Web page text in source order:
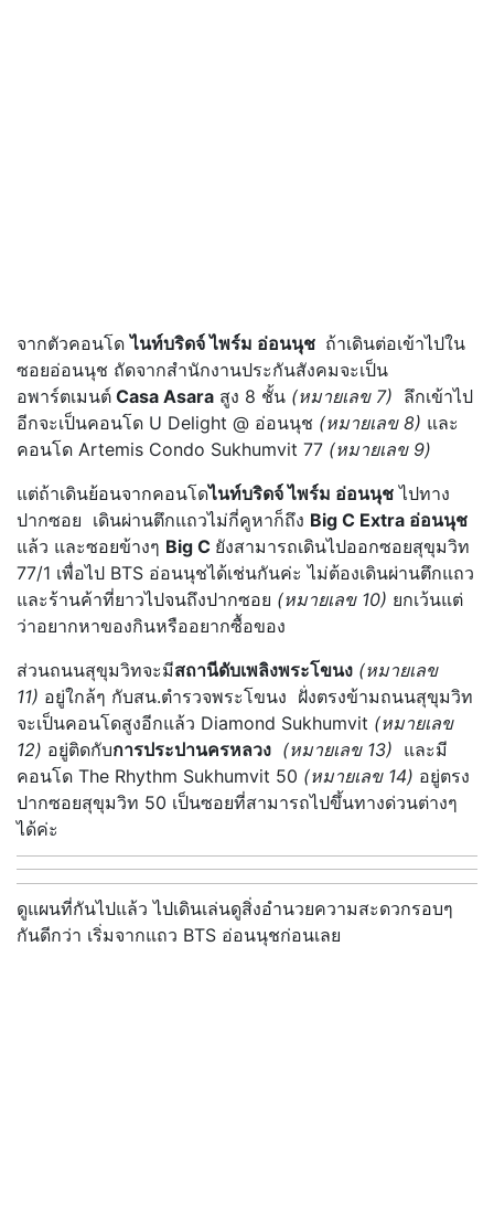
จากตัวคอนโดไนท์บริดจ์ ไพร์ม อ่อนนุช ถ้าเดินต่อเข้าไปใน
ซอยอ่อนนุช ถัดจากสำนักงานประกันสังคมจะเป็น
อพาร์ตเมนต์ Casa Asara สูง 8 ชั้น (หมายเลข 7) ลึกเข้าไป
อีกจะเป็นคอนโด U Delight @ อ่อนนุช (หมายเลข 8) และ
คอนโด Artemis Condo Sukhumvit 77 (หมายเลข 9)
แต่ถ้าเดินย้อนจากคอนโดไนท์บริดจ์ ไพร์ม อ่อนนุช ไปทาง
ปากซอย เดินผ่านตึกแถวไม่กี่คูหาก็ถึง Big C Extra อ่อนนุช
แล้ว และซอยข้างๆ Big C ยังสามารถเดินไปออกซอยสุขุมวิท
77/1 เพื่อไป BTS อ่อนนุชได้เช่นกันค่ะ ไม่ต้องเดินผ่านตึกแถว
และร้านค้าที่ยาวไปจนถึงปากซอย (หมายเลข 10) ยกเว้นแต่
ว่าอยากหาของกินหรืออยากซื้อของ
ส่วนถนนสุขุมวิทจะมีสถานีดับเพลิงพระโขนง (หมายเลข
11) อยู่ใกล้ๆ กับสน.ตำรวจพระโขนง ฝั่งตรงข้ามถนนสุขุมวิท
จะเป็นคอนโดสูงอีกแล้ว Diamond Sukhumvit​ (หมายเลข
12) อยู่ติดกับการประปานครหลวง (หมายเลข 13) และมี
คอนโด The Rhythm Sukhumvit 50 (หมายเลข 14) อยู่ตรง
ปากซอยสุขุมวิท 50 เป็นซอยที่สามารถไปขึ้นทางด่วนต่างๆ
ได้ค่ะ
ดูแผนที่กันไปแล้ว ไปเดินเล่นดูสิ่งอำนวยความสะดวกรอบๆ
กันดีกว่า เริ่มจากแถว BTS อ่อนนุชก่อนเลย